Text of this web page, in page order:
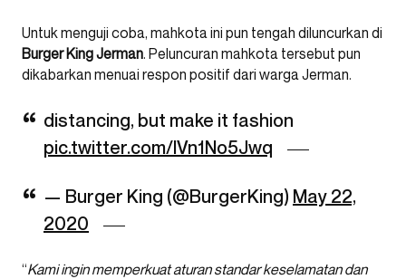
Untuk menguji coba, mahkota ini pun tengah diluncurkan di
Burger King Jerman. Peluncuran mahkota tersebut pun
dikabarkan menuai respon positif dari warga Jerman.
distancing, but make it fashion
pic.twitter.com/lVn1No5Jwq
— Burger King (@BurgerKing) May 22,
2020
“Kami ingin memperkuat aturan standar keselamatan dan